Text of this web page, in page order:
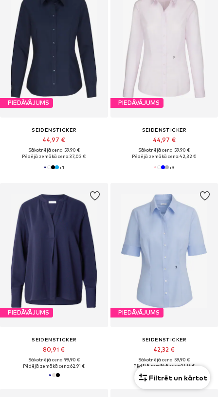
PIEDĀVĀJUMS
SEIDENSTICKER
44,97 €
Sākotnējā cena: 59,90 €
Pēdējā zemākā cena:37,03 €
+1
PIEDĀVĀJUMS
SEIDENSTICKER
44,97 €
Sākotnējā cena: 59,90 €
Pēdējā zemākā cena:42,32 €
+3
PIEDĀVĀJUMS
SEIDENSTICKER
80,91 €
Sākotnējā cena: 99,90 €
Pēdējā zemākā cena:62,91 €
PIEDĀVĀJUMS
SEIDENSTICKER
42,32 €
Sākotnējā cena: 59,90 €
Pēdējā zemākā cena:21,16 €
Filtrēt un kārtot